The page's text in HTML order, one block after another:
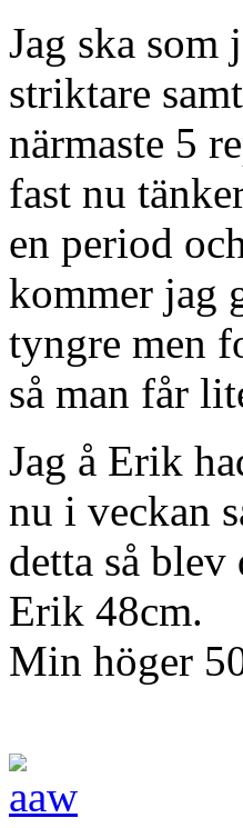
Jag ska som
striktare
närmaste 5
fast nu
en period
kommer jag
tyngre men
så man får
Jag å Erik
nu i veckan
detta så blev
Erik 48cm.
Min höger